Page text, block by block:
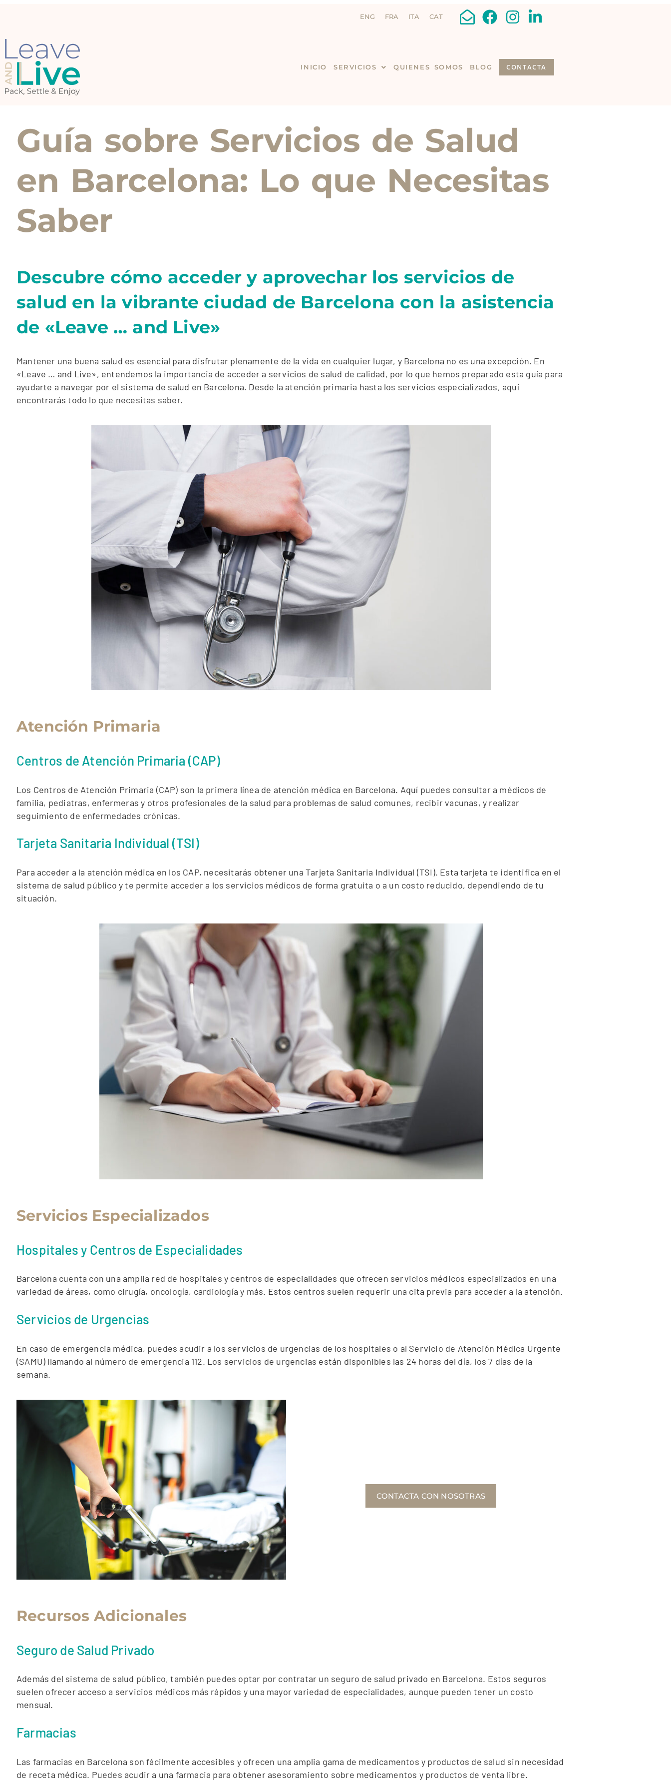
ENG FRA ITA CAT
INICIO SERVICIOS QUIENES SOMOS BLOG CONTACTA
Guía sobre Servicios de Salud
en Barcelona: Lo que Necesitas
Saber
Descubre cómo acceder y aprovechar los servicios de
salud en la vibrante ciudad de Barcelona con la asistencia
de «Leave … and Live»
Mantener una buena salud es esencial para disfrutar plenamente de la vida en cualquier lugar, y Barcelona no es una excepción. En
«Leave … and Live», entendemos la importancia de acceder a servicios de salud de calidad, por lo que hemos preparado esta guía para
ayudarte a navegar por el sistema de salud en Barcelona. Desde la atención primaria hasta los servicios especializados, aquí
encontrarás todo lo que necesitas saber.
Atención Primaria
Centros de Atención Primaria (CAP)
Los Centros de Atención Primaria (CAP) son la primera línea de atención médica en Barcelona. Aquí puedes consultar a médicos de
familia, pediatras, enfermeras y otros profesionales de la salud para problemas de salud comunes, recibir vacunas, y realizar
seguimiento de enfermedades crónicas.
Tarjeta Sanitaria Individual (TSI)
Para acceder a la atención médica en los CAP, necesitarás obtener una Tarjeta Sanitaria Individual (TSI). Esta tarjeta te identifica en el
sistema de salud público y te permite acceder a los servicios médicos de forma gratuita o a un costo reducido, dependiendo de tu
situación.
Servicios Especializados
Hospitales y Centros de Especialidades
Barcelona cuenta con una amplia red de hospitales y centros de especialidades que ofrecen servicios médicos especializados en una
variedad de áreas, como cirugía, oncología, cardiología y más. Estos centros suelen requerir una cita previa para acceder a la atención.
Servicios de Urgencias
En caso de emergencia médica, puedes acudir a los servicios de urgencias de los hospitales o al Servicio de Atención Médica Urgente
(SAMU) llamando al número de emergencia 112. Los servicios de urgencias están disponibles las 24 horas del día, los 7 días de la
semana.
CONTACTA CON NOSOTRAS
Recursos Adicionales
Seguro de Salud Privado
Además del sistema de salud público, también puedes optar por contratar un seguro de salud privado en Barcelona. Estos seguros
suelen ofrecer acceso a servicios médicos más rápidos y una mayor variedad de especialidades, aunque pueden tener un costo
mensual.
Farmacias
Las farmacias en Barcelona son fácilmente accesibles y ofrecen una amplia gama de medicamentos y productos de salud sin necesidad
de receta médica. Puedes acudir a una farmacia para obtener asesoramiento sobre medicamentos y productos de venta libre.